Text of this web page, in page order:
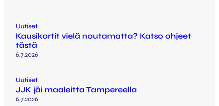
Uutiset
Kausikortit vielä noutamatta? Katso ohjeet
tästä
6.7.2026
Uutiset
JJK jäi maaleitta Tampereella
6.7.2026